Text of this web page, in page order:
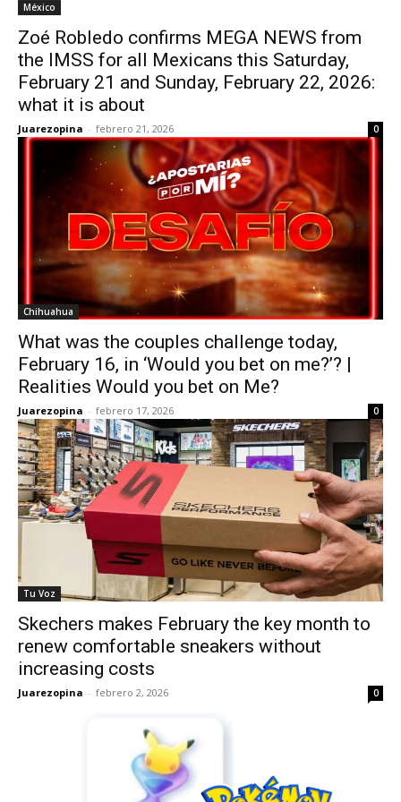
México
Zoé Robledo confirms MEGA NEWS from
the IMSS for all Mexicans this Saturday,
February 21 and Sunday, February 22, 2026:
what it is about
Juarezopina - febrero 21, 2026 0
Chihuahua
What was the couples challenge today,
February 16, in ‘Would you bet on me?’? |
Realities Would you bet on Me?
Juarezopina - febrero 17, 2026 0
Tu Voz
Skechers makes February the key month to
renew comfortable sneakers without
increasing costs
Juarezopina - febrero 2, 2026 0